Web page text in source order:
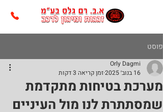
פוסט
מערכת בטיחות מתקדמת
שמסתתרת לנו מול העיניים
Orly Dagmi
16 בנוב׳ 2025
זמן קריאה 3 דקות